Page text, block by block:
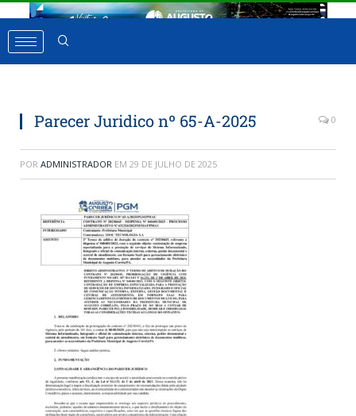
Parecer Juridico nº 65-A-2025 0
POR ADMINISTRADOR EM 29 DE JULHO DE 2025